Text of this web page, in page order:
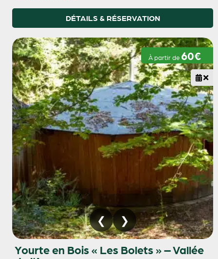
DÉTAILS & RÉSERVATION
À partir de 60€
Yourte en Bois « Les Bolets » – Vallée